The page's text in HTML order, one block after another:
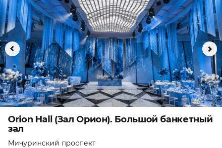
Orion Hall (Зал Орион). Большой банкетный
зал
Мичуринский проспект